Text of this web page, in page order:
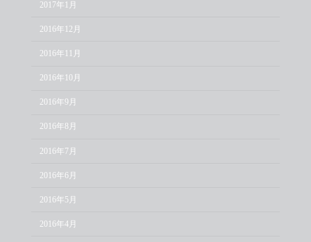
2017年1月
2016年12月
2016年11月
2016年10月
2016年9月
2016年8月
2016年7月
2016年6月
2016年5月
2016年4月